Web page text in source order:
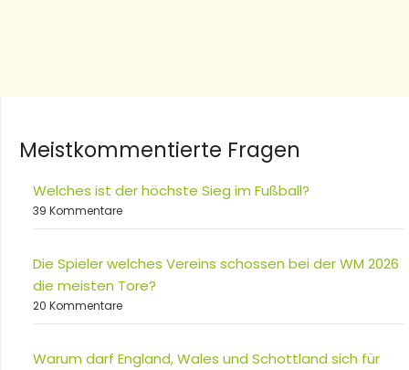
Meistkommentierte Fragen
Welches ist der höchste Sieg im Fußball?
39 Kommentare
Die Spieler welches Vereins schossen bei der WM 2026
die meisten Tore?
20 Kommentare
Warum darf England, Wales und Schottland sich für